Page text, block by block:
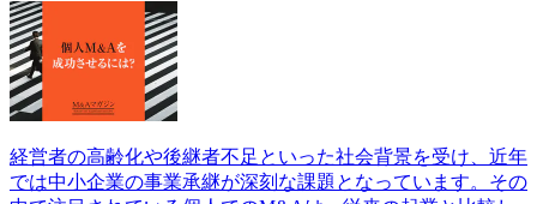
経営者の高齢化や後継者不足といった社会背景を受け、近年
では中小企業の事業承継が深刻な課題となっています。その